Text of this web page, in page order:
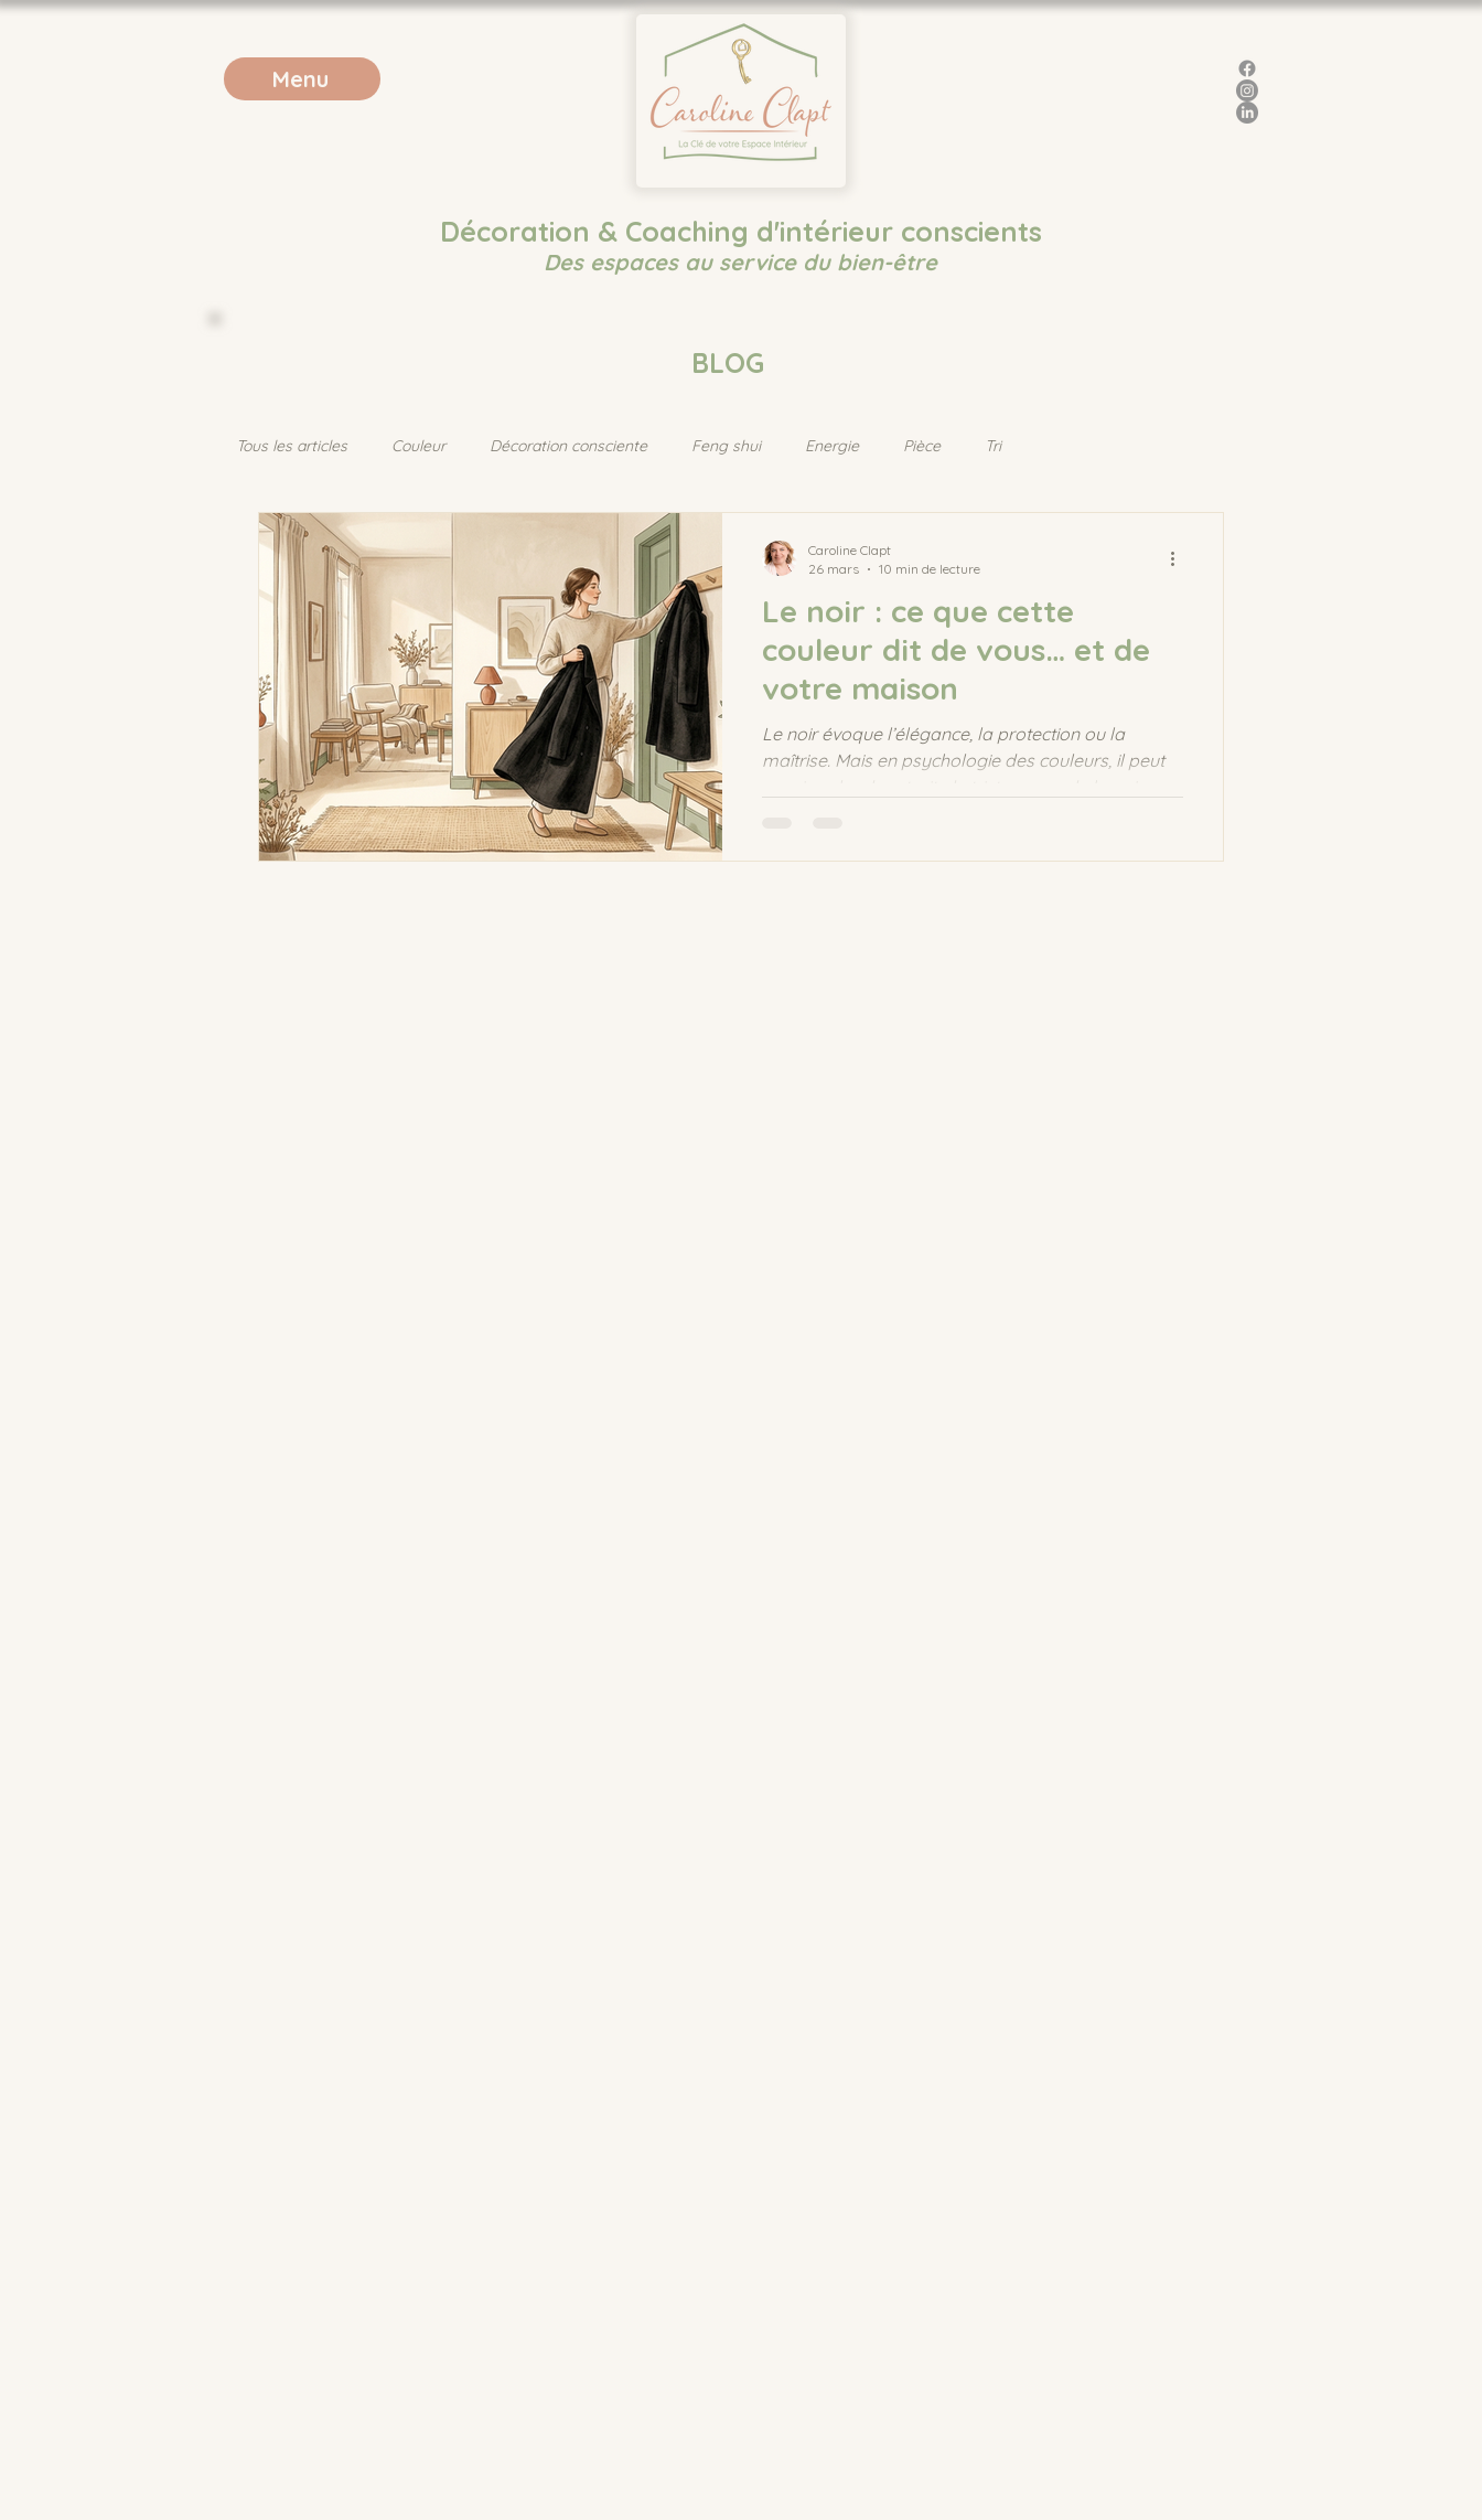
Menu
Décoration & Coaching d'intérieur conscients
Des espaces au service du bien-être
BLOG
Tous les articles Couleur Décoration consciente Feng shui Energie Pièce Tri
Home organisation consciente enfant
Le noir : ce que cette
couleur dit de vous… et de
votre maison
Le noir évoque l’élégance, la protection ou la
maîtrise. Mais en psychologie des couleurs, il peut
Caroline Clapt
26 mars
10 min de lecture